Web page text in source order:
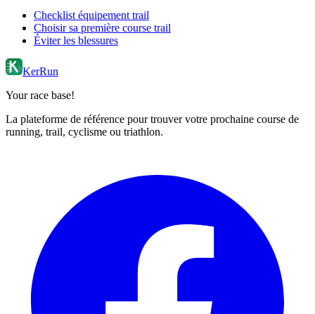
Checklist équipement trail
Choisir sa première course trail
Éviter les blessures
KerRun
Your race base!
La plateforme de référence pour trouver votre prochaine course de
running, trail, cyclisme ou triathlon.